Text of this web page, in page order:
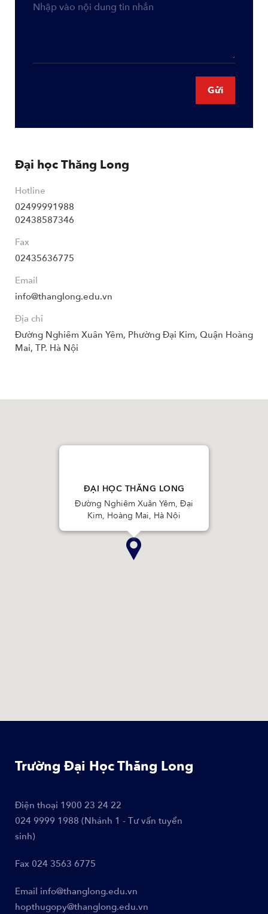
Tin nhắn
Đại học Thăng Long
Hotline
02499991988
02438587346
Fax
02435636775
Email
info@thanglong.edu.vn
Địa chỉ
Đường Nghiêm Xuân Yêm, Phường Đại Kim, Quận Hoàng
Mai, TP. Hà Nội
ĐẠI HỌC THĂNG LONG
Đường Nghiêm Xuân Yêm, Đại
Kim, Hoàng Mai, Hà Nội
Trường Đại Học Thăng Long
Điện thoại 1900 23 24 22
024 9999 1988 (Nhánh 1 - Tư vấn tuyển
sinh)
Fax 024 3563 6775
Email info@thanglong.edu.vn
hopthugopy@thanglong.edu.vn